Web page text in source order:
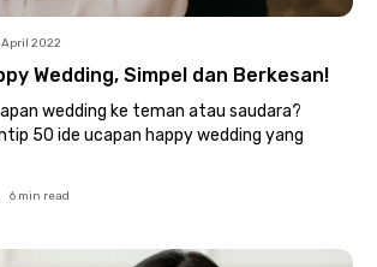
April 2022
Wedding, Simpel dan Berkesan!
wedding ke teman atau saudara?
50 ide ucapan happy wedding yang
6 min read